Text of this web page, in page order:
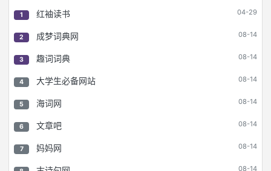
1 红袖读书 04-29
2 成梦词典网 08-14
3 趣词词典 08-14
4 大学生必备网站 08-14
5 海词网 08-14
6 文章吧 08-14
7 妈妈网 08-14
08-14